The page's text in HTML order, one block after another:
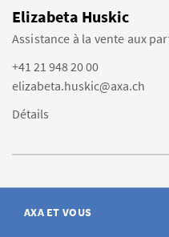
Elizabeta Huskic
Assistance à la vente aux
+41 21 948 20 00
elizabeta.huskic@axa.ch
Détails
AXA ET VOUS